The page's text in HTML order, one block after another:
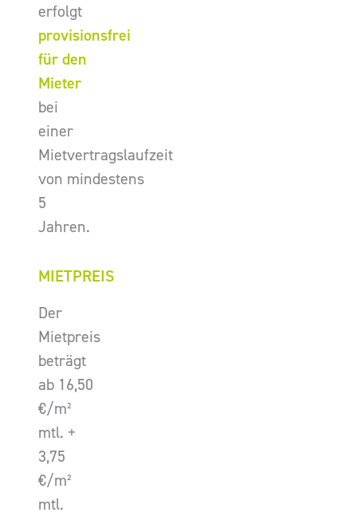
erfolgt
provisionsfrei
für den
Mieter
bei
einer
Mietvertragslaufzeit
von mindestens
5
Jahren.
MIETPREIS
Der
Mietpreis
beträgt
ab 16,50
€/m²
mtl. +
3,75
€/m²
mtl.